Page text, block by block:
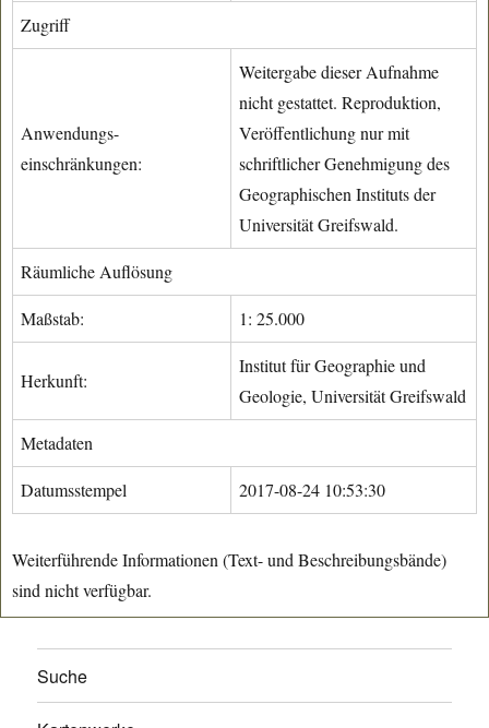
Zugriff
Anwendungs-
einschränkungen:
Weitergabe dieser Aufnahme
nicht gestattet. Reproduktion,
Veröffentlichung nur mit
schriftlicher Genehmigung des
Geographischen Instituts der
Universität Greifswald.
Räumliche Auflösung
Maßstab: 1: 25.000
Herkunft:
Institut für Geographie und
Geologie, Universität Greifswald
Metadaten
Datumsstempel 2017-08-24 10:53:30
Weiterführende Informationen (Text- und Beschreibungsbände)
sind nicht verfügbar.
Suche